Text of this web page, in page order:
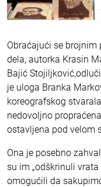
Obraćajući se
dela, autorka Krasin
Bajić
je uloga Branka
koreografskog
nedovoljno
ostavljena pod velom
Ona je posebno
su im „odškrinuli
omogućili da